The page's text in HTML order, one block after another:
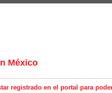
México
registrado en el portal para